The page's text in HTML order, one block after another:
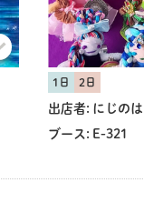
1日 2日
出店者: にじのは
ブース: E-321